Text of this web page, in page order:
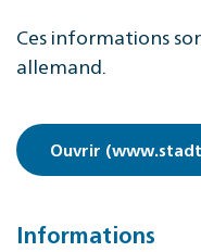
Ces informations
allemand.
Ouvrir
Informations